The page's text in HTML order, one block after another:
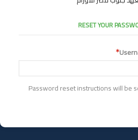
RESET YOUR
Password reset instructions will be